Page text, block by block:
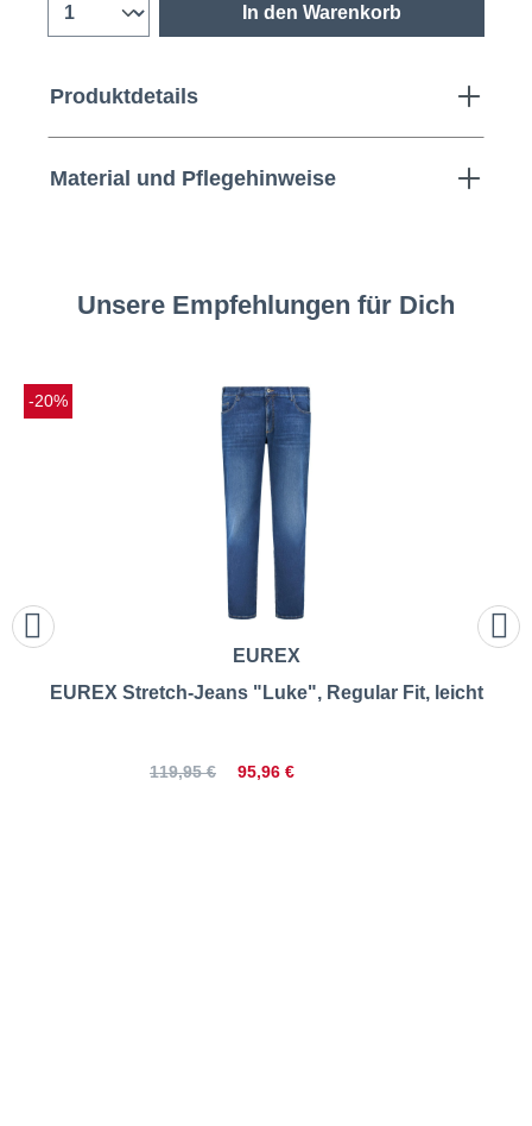
In den Warenkorb
Produktdetails
Material und Pflegehinweise
Unsere Empfehlungen für Dich
EUREX
EUREX Stretch-Jeans "Luke", Regular Fit, leicht
95,96 €
119,95 €
-20%